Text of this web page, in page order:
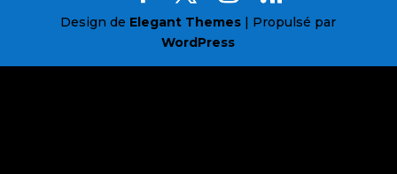
Design de Elegant Themes | Propulsé par
WordPress